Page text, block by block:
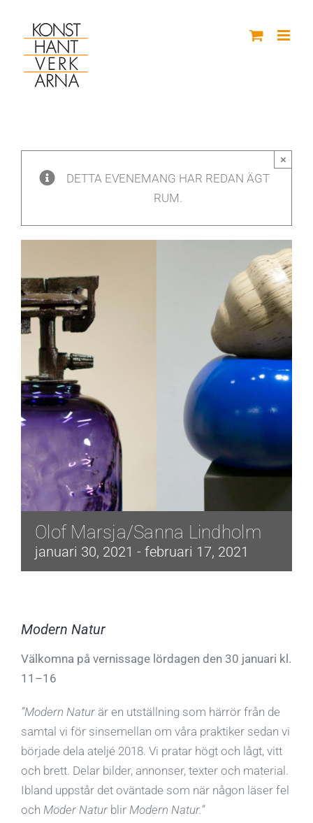
innehållet
DETTA EVENEMANG HAR REDAN ÄGT
RUM.
×
Olof Marsja/Sanna Lindholm
januari 30, 2021 - februari 17, 2021
Modern Natur
Välkomna på vernissage lördagen den 30 januari kl.
11–16
”Modern Natur är en utställning som härrör från de
samtal vi för sinsemellan om våra praktiker sedan vi
började dela ateljé 2018. Vi pratar högt och lågt, vitt
och brett. Delar bilder, annonser, texter och material.
Ibland uppstår det oväntade som när någon läser fel
och Moder Natur blir Modern Natur.”